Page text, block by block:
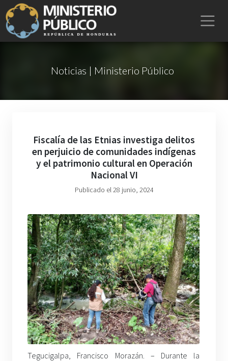
Noticias | Ministerio Público
Fiscalía de las Etnias investiga delitos
en perjuicio de comunidades indígenas
y el patrimonio cultural en Operación
Nacional VI
Publicado el 28 junio, 2024
Tegucigalpa, Francisco Morazán. – Durante la